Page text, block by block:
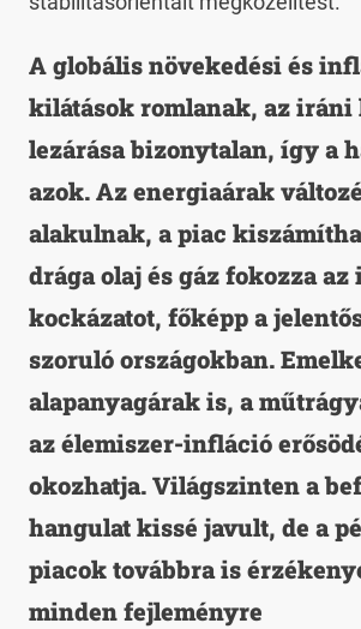
A globális növekedési és
kilátások romlanak, az
lezárása bizonytalan, így a
azok. Az energiaárak
alakulnak, a piac
drága olaj és gáz fokozza
kockázatot, főképp a
szoruló országokban.
alapanyagárak is, a
az élemiszer-infláció
okozhatja. Világszinten a
hangulat kissé javult, de a
piacok továbbra is
minden fejleményre